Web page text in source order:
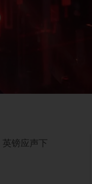
镑应声下